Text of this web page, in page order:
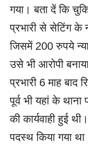
गया। बता दें कि
प्रभारी से सेटिंग के
जिसमें 200 रुपये
उसे भी आरोपी
प्रभारी 6 माह बाद
पूर्व भी यहां के
की कार्यवाही हुई
पदस्थ किया गया